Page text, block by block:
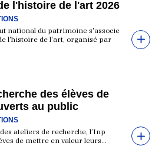
l'histoire de l'art 2026
national du patrimoine s'associe
l'histoire de l'art, organisé par
des élèves de
au public
ateliers de recherche, l’Inp
de mettre en valeur leurs…